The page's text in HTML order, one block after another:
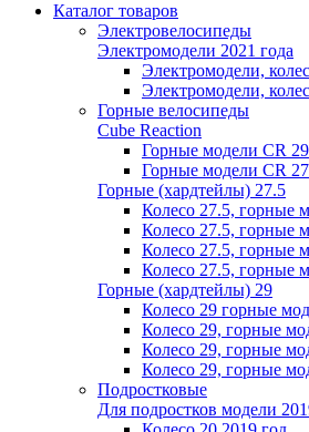
Каталог товаров
Электровелосипеды
Электромодели 2021 года
Электромодели,
Электромодели,
Горные велосипеды
Cube Reaction
Горные модели CR 29
Горные модели CR
Горные (хардтейлы) 27.5
Колесо 27.5, горные
Колесо 27.5, горные
Колесо 27.5, горные
Колесо 27.5, горные
Горные (хардтейлы) 29
Колесо 29 горные
Колесо 29, горные
Колесо 29, горные
Колесо 29, горные
Подростковые
Для подростков модели